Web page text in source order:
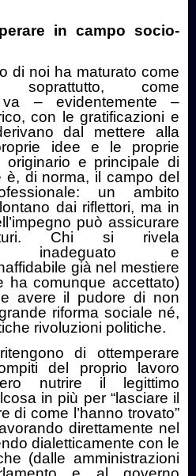
in campo socio-
di noi ha maturato come
soprattutto, come
va – evidentemente –
con le gratificazioni e
dal mettere alla
idee e le proprie
originario e principale di
è, di norma, il campo del
un ambito
dai riflettori, ma in
può assicurare
Chi si rivela
inadeguato e
già nel mestiere
ha comunque accettato)
avere il pudore di non
riforma sociale né,
rivoluzioni politiche.
di ottemperare
del proprio lavoro
nutrire il legittimo
in più per “lasciare il
di come l’hanno trovato”
direttamente nel
dialetticamente con le
(dalle amministrazioni